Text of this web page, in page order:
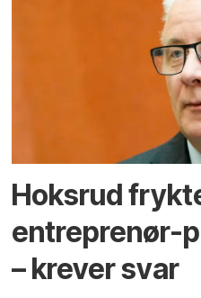
Hoksrud
entreprenør-
– krever svar